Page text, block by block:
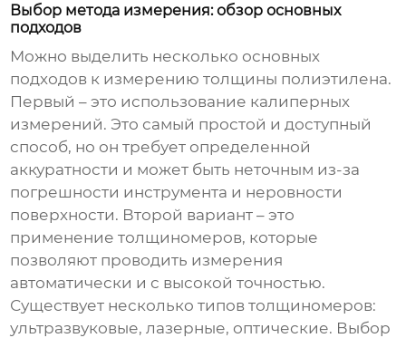
Выбор метода измерения: обзор основных
подходов
Можно выделить несколько основных
подходов к измерению толщины полиэтилена.
Первый – это использование калиперных
измерений. Это самый простой и доступный
способ, но он требует определенной
аккуратности и может быть неточным из-за
погрешности инструмента и неровности
поверхности. Второй вариант – это
применение толщиномеров, которые
позволяют проводить измерения
автоматически и с высокой точностью.
Существует несколько типов толщиномеров:
ультразвуковые, лазерные, оптические. Выбор